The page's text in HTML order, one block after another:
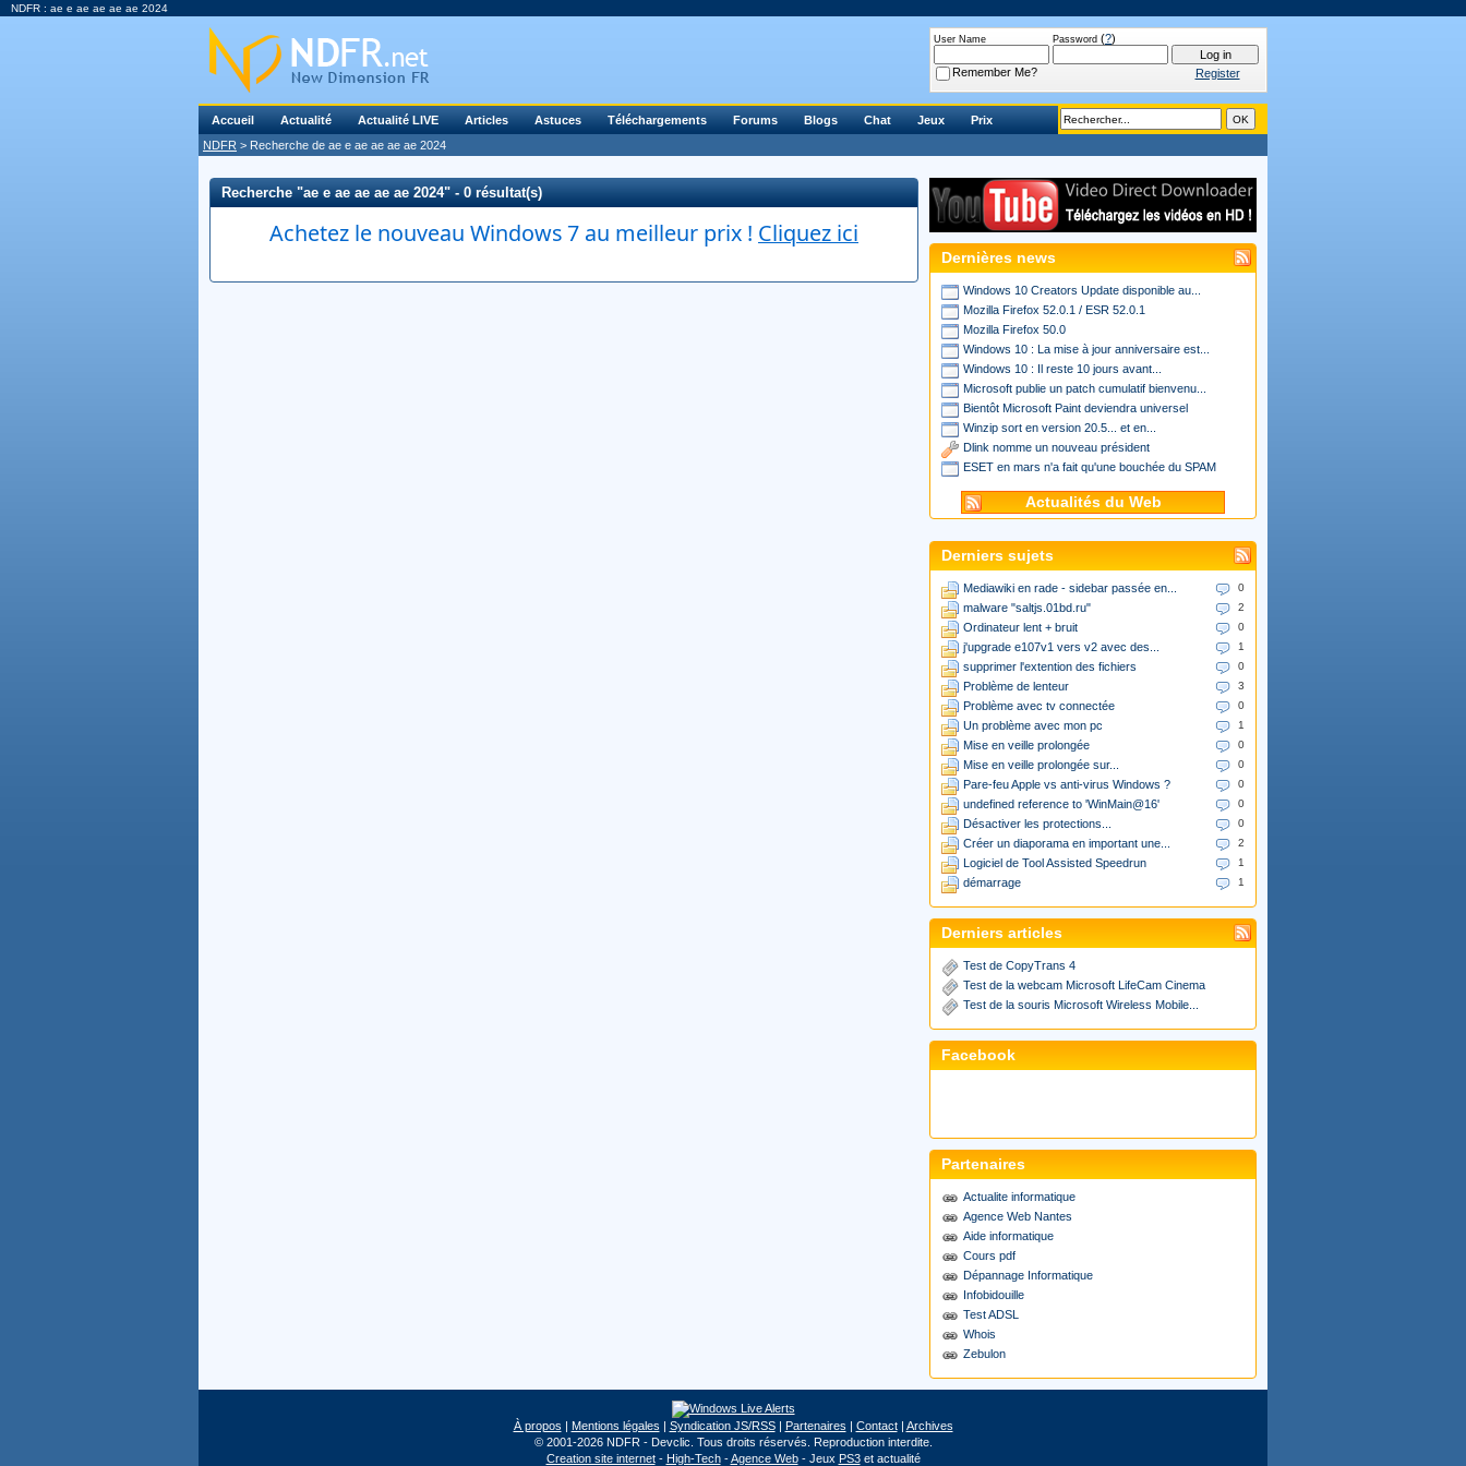
NDFR : ae e ae ae ae ae 2024
Accueil Actualité Actualité LIVE Articles Astuces Téléchargements Forums Blogs Chat Jeux
Prix
NDFR > Recherche de ae e ae ae ae ae 2024
User Name Password (?)
Remember Me? Register
Recherche "ae e ae ae ae ae 2024" - 0 résultat(s)
Achetez le nouveau Windows 7 au meilleur prix ! Cliquez ici
Dernières news
Windows 10 Creators Update disponible au...
Mozilla Firefox 52.0.1 / ESR 52.0.1
Mozilla Firefox 50.0
Windows 10 : La mise à jour anniversaire est...
Windows 10 : Il reste 10 jours avant...
Microsoft publie un patch cumulatif bienvenu...
Bientôt Microsoft Paint deviendra universel
Winzip sort en version 20.5... et en...
Dlink nomme un nouveau président
ESET en mars n'a fait qu'une bouchée du SPAM
Actualités du Web
Derniers sujets
0
Mediawiki en rade - sidebar passée en...
2
malware "saltjs.01bd.ru"
0
Ordinateur lent + bruit
1
j'upgrade e107v1 vers v2 avec des...
0
supprimer l'extention des fichiers
3
Problème de lenteur
0
Problème avec tv connectée
1
Un problème avec mon pc
0
Mise en veille prolongée
0
Mise en veille prolongée sur...
0
Pare-feu Apple vs anti-virus Windows ?
0
undefined reference to 'WinMain@16'
0
Désactiver les protections...
2
Créer un diaporama en important une...
1
Logiciel de Tool Assisted Speedrun
1
démarrage
Derniers articles
Test de CopyTrans 4
Test de la webcam Microsoft LifeCam Cinema
Test de la souris Microsoft Wireless Mobile...
Facebook
Partenaires
Actualite informatique
Agence Web Nantes
Aide informatique
Cours pdf
Dépannage Informatique
Infobidouille
Test ADSL
Whois
Zebulon
À propos | Mentions légales | Syndication JS/RSS| Partenaires | Contact| Archives
© 2001-2026 NDFR - Devclic. Tous droits réservés. Reproduction interdite.
Creation site internet- High-Tech-Agence Web- Jeux PS3et actualité